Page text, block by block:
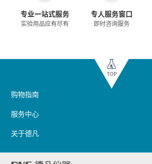
专业一站式服务
实验用品应有尽有
专人服务窗口
即时咨询服务
TOP
购物指南
服务中心
关于德凡